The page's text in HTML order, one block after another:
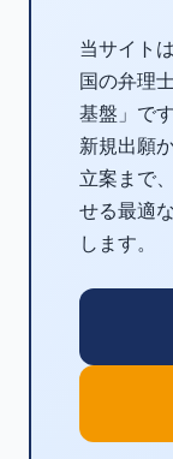
当サイト
国の弁理
基盤」で
新規出願
立案まで
せる最適
します。